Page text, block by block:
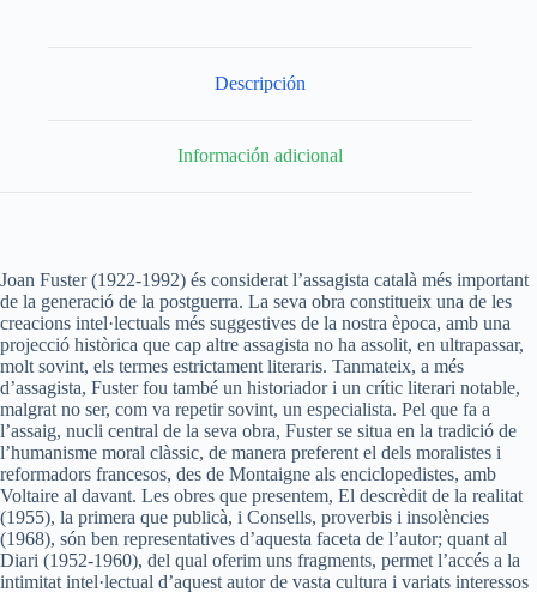
Descripción
Información adicional
Joan Fuster (1922-1992) és considerat l’assagista català més important
de la generació de la postguerra. La seva obra constitueix una de les
creacions intel·lectuals més suggestives de la nostra època, amb una
projecció històrica que cap altre assagista no ha assolit, en ultrapassar,
molt sovint, els termes estrictament literaris. Tanmateix, a més
d’assagista, Fuster fou també un historiador i un crític literari notable,
malgrat no ser, com va repetir sovint, un especialista. Pel que fa a
l’assaig, nucli central de la seva obra, Fuster se situa en la tradició de
l’humanisme moral clàssic, de manera preferent el dels moralistes i
reformadors francesos, des de Montaigne als enciclopedistes, amb
Voltaire al davant. Les obres que presentem, El descrèdit de la realitat
(1955), la primera que publicà, i Consells, proverbis i insolències
(1968), són ben representatives d’aquesta faceta de l’autor; quant al
Diari (1952-1960), del qual oferim uns fragments, permet l’accés a la
intimitat intel·lectual d’aquest autor de vasta cultura i variats interessos